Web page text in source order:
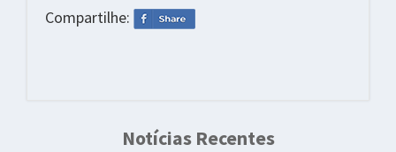
Compartilhe:
Notícias Recentes